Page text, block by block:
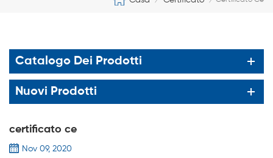
Catalogo Dei Prodotti
Nuovi Prodotti
certificato ce
Nov 09, 2020